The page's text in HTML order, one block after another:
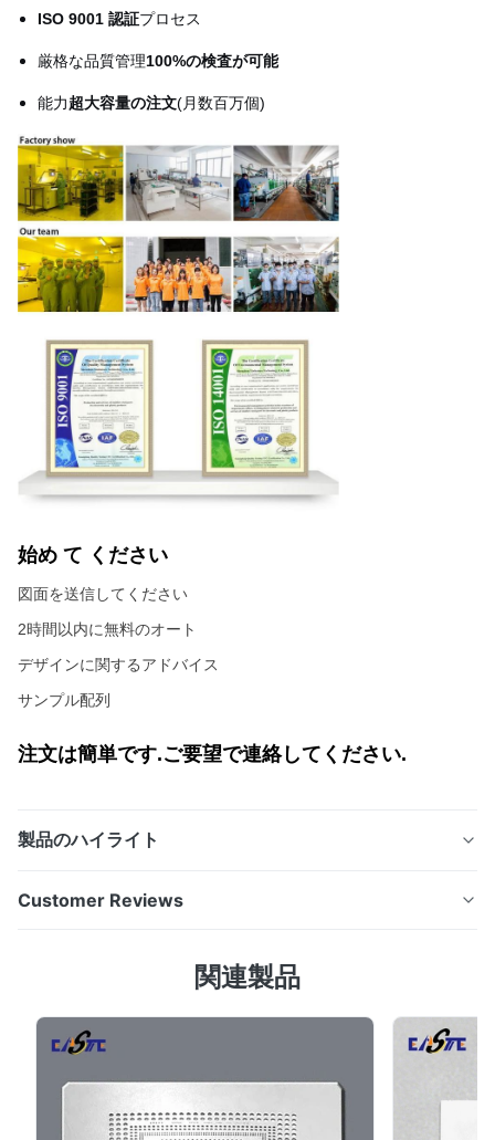
ISO 9001 認証プロセス
厳格な品質管理100%の検査が可能
能力超大容量の注文(月数百万個)
始め て ください
図面を送信してください
2時間以内に無料のオート
デザインに関するアドバイス
サンプル配列
注文は簡単です.ご要望で連絡してください.
製品のハイライト
に刻まれた密封部品で 工業用用途で 信頼性の高い性能を
プロセス高精度で複雑なジオメトリを 機械的ストレスを
証する. メタルシームの特徴 精密エンジニアリング厳格な
と信頼性の高いシールが保証されます. 突っ込みのない滑
らかな縁:化学エッチングの過程で 乾燥し 滑らかな縁を保
Customer Reviews
Based on 50 reviews recently
50%
関連製品